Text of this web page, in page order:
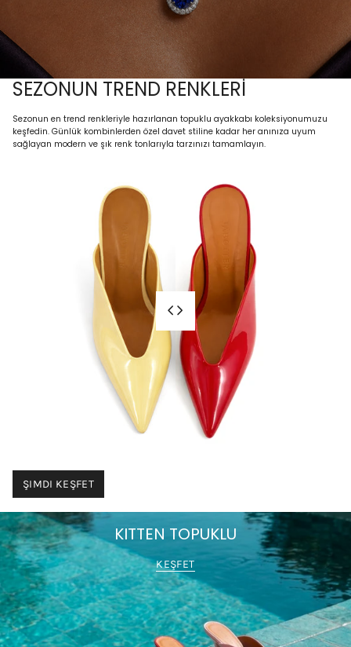
SEZONUN TREND RENKLERİ
Sezonun en trend renkleriyle hazırlanan topuklu ayakkabı koleksiyonumuzu
keşfedin. Günlük kombinlerden özel davet stiline kadar her anınıza uyum
sağlayan modern ve şık renk tonlarıyla tarzınızı tamamlayın.
ŞIMDI KEŞFET
KITTEN TOPUKLU
KEŞFET